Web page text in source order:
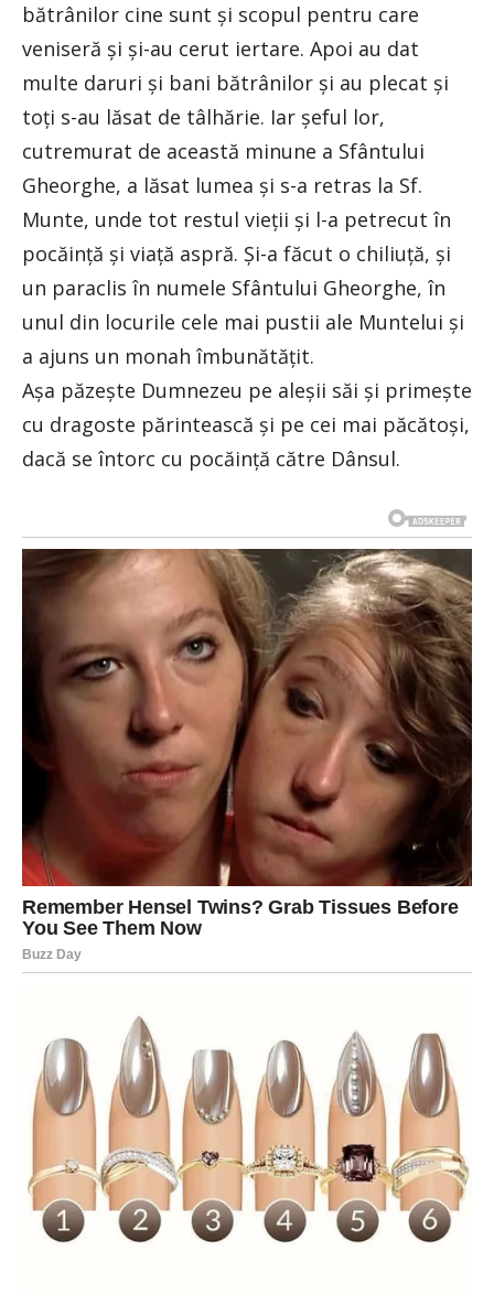
bătrânilor cine sunt şi scopul pentru care
veniseră şi şi-au cerut iertare. Apoi au dat
multe daruri şi bani bătrânilor şi au plecat şi
toţi s-au lăsat de tâlhărie. Iar şeful lor,
cutremurat de această minune a Sfântului
Gheorghe, a lăsat lumea şi s-a retras la Sf.
Munte, unde tot restul vieţii şi l-a petrecut în
pocăinţă şi viaţă aspră. Şi-a făcut o chiliuţă, şi
un paraclis în numele Sfântului Gheorghe, în
unul din locurile cele mai pustii ale Muntelui şi
a ajuns un monah îmbunătăţit.
Aşa păzeşte Dumnezeu pe aleşii săi şi primeşte
cu dragoste părintească şi pe cei mai păcătoşi,
dacă se întorc cu pocăinţă către Dânsul.